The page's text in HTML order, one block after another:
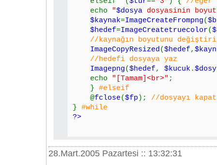
echo
"$dosyadosyasinin
$kaynak=ImageCreateFrompng(
$hedef=ImageCreatetruecolor(
//kaynağın boyutunu
ImageCopyResized($hedef,
//hedefi dosyaya yaz
Imagepng($hedef, $kucuk .
echo
"[Tamam]<br>" ;
} #elseif
@fclose($fp); //dosyayı kapat
} #while
?>
28.Mart.2005 Pazartesi :: 13:32:31